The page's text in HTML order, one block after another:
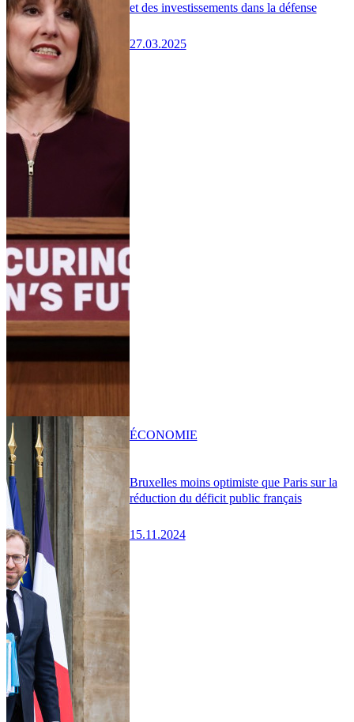
et des investissements dans la défense
27.03.2025
Bruxelles moins optimiste que Paris sur la
réduction du déficit public français
15.11.2024
ÉCONOMIE